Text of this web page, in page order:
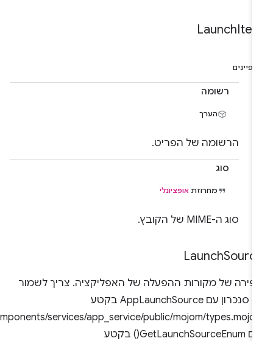
Launch
רשומה
הערך
הרשומה של הפריט.
מחרוזתאופציונלי
סוג ה-MIME של הקובץ.
Launch
של מקורות ההפעלה של האפליקציה. צריך לשמור
על סנכרון עם AppLaunchSource בקטע
components/services/app_service/public/mojom/types.mojom,
ועם GetLaunchSourceEnum() בקטע